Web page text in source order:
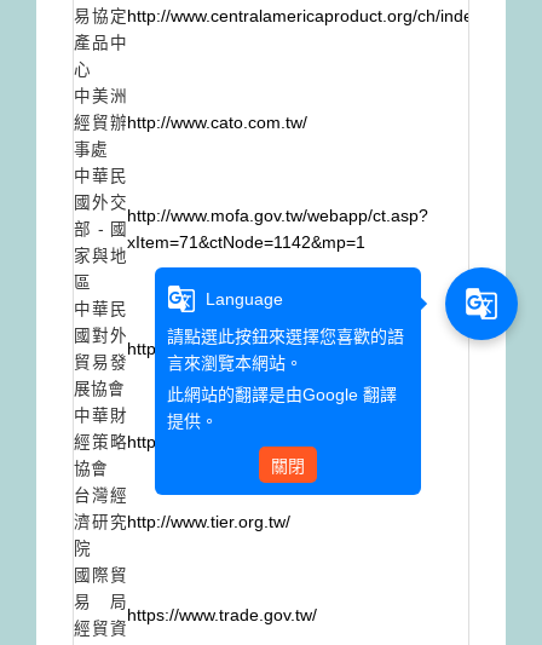
易協定
產品中
心
http://www.centralamericaproduct.org/ch/index.php
中美洲
經貿辦
事處
http://www.cato.com.tw/
中華民
國外交
部-國
家與地
區
http://www.mofa.gov.tw/webapp/ct.asp?
xItem=71&ctNode=1142&mp=1
中華民
國對外
貿易發
展協會
http://www.taitra.com.tw/
中華財
經策略
協會
http://www.cafes.org.tw/index.asp
台灣經
濟研究
院
http://www.tier.org.tw/
國際貿
易局
經貿資
https://www.trade.gov.tw/
g_translate
Language
請點選此按鈕來選擇您喜歡的語
言來瀏覽本網站。
此網站的翻譯是由Google 翻譯
提供。
關閉
g_translate